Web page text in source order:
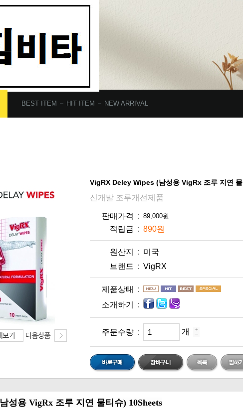
BEST ITEM HIT ITEM NEW ARRIVAL
VigRX Deley Wipes (남성용 VigRx 조루 지연
신개발 조루개선제품
판매가격 :
적립금 : 890원
원산지 : 미국
브랜드 : VigRX
제품상태 :
소개하기 :
주문수량 : 개
남성용 VigRx 조루 지연 물티슈) 10Sheets